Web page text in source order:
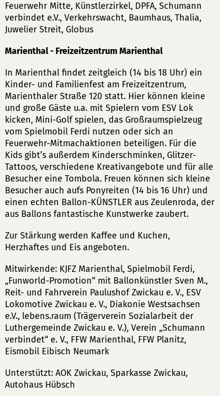
Feuerwehr Mitte, Künstlerzirkel, DPFA, Schumann
verbindet e.V., Verkehrswacht, Baumhaus, Thalia,
Juwelier Streit, Globus
Marienthal - Freizeitzentrum Marienthal
In Marienthal findet zeitgleich (14 bis 18 Uhr) ein
Kinder- und Familienfest am Freizeitzentrum,
Marienthaler Straße 120 statt. Hier können kleine
und große Gäste u.a. mit Spielern vom ESV Lok
kicken, Mini-Golf spielen, das Großraumspielzeug
vom Spielmobil Ferdi nutzen oder sich an
Feuerwehr-Mitmachaktionen beteiligen. Für die
Kids gibt’s außerdem Kinderschminken, Glitzer-
Tattoos, verschiedene Kreativangebote und für alle
Besucher eine Tombola. Freuen können sich kleine
Besucher auch aufs Ponyreiten (14 bis 16 Uhr) und
einen echten Ballon-KÜNSTLER aus Zeulenroda, der
aus Ballons fantastische Kunstwerke zaubert.
Zur Stärkung werden Kaffee und Kuchen,
Herzhaftes und Eis angeboten.
Mitwirkende: KJFZ Marienthal, Spielmobil Ferdi,
„Funworld-Promotion“ mit Ballonkünstler Sven M.,
Reit- und Fahrverein Paulushof Zwickau e. V., ESV
Lokomotive Zwickau e. V., Diakonie Westsachsen
e.V., lebens.raum (Trägerverein Sozialarbeit der
Luthergemeinde Zwickau e. V.), Verein „Schumann
verbindet“ e. V., FFW Marienthal, FFW Planitz,
Eismobil Eibisch Neumark
Unterstützt: AOK Zwickau, Sparkasse Zwickau,
Autohaus Hübsch